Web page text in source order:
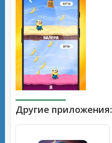
Другие приложения: